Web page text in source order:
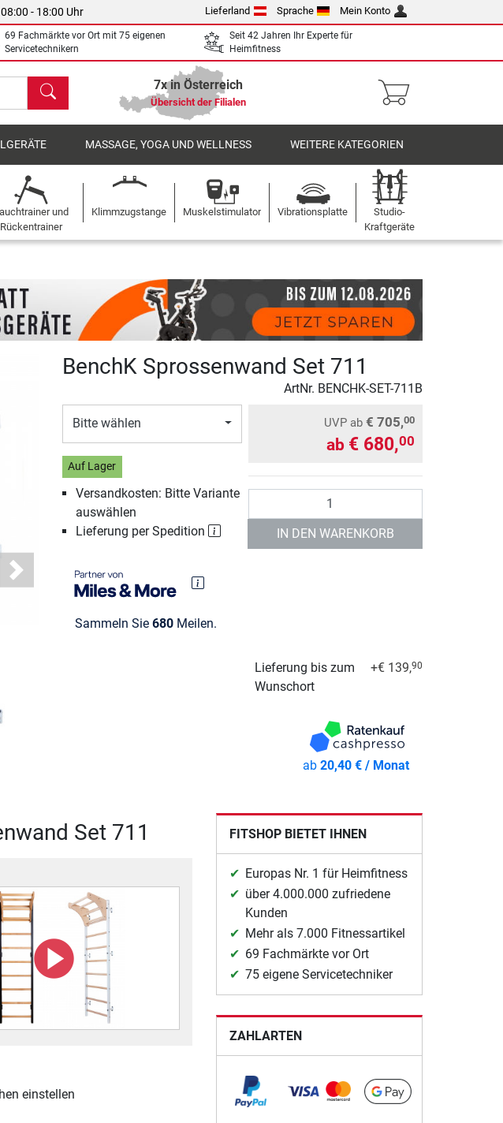
08:00 - 18:00 Uhr Lieferland Sprache Mein Konto
69 Fachmärkte vor Ort mit 75 eigenen
Servicetechnikern
Seit 42 Jahren Ihr Experte für
Heimfitness
Suchen 7x in Österreich
Übersicht der Filialen
MASSAGE, YOGA UND WELLNESS WEITERE KATEGORIEN
und
Rückentrainer
Klimmzugstange Muskelstimulator Vibrationsplatte
Studio-
Kraftgeräte
Next
BenchK Sprossenwand Set 711
ArtNr. BENCHK-SET-711B
Bitte wählen
Auf Lager
Versandkosten: Bitte Variante
auswählen
Lieferung per Spedition
Sammeln Sie 680Meilen.
UVP ab € 705,00
ab € 680,00
IN DEN WARENKORB
Lieferung bis zum
Wunschort
+€ 139,90
ab 20,40 € / Monat
Set 711
einstellen
FITSHOP BIETET IHNEN
Europas Nr. 1 für Heimfitness
über 4.000.000 zufriedene
Kunden
Mehr als 7.000 Fitnessartikel
69 Fachmärkte vor Ort
75 eigene Servicetechniker
ZAHLARTEN